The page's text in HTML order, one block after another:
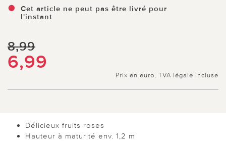
Cet article ne peut pas être livré pour
l'instant
8,99
6,99
Prix en euro, TVA légale incluse
Délicieux fruits roses
Hauteur à maturité env. 1,2 m